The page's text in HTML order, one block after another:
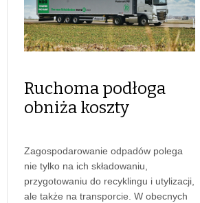
Ruchoma podłoga
obniża koszty
Zagospodarowanie odpadów polega
nie tylko na ich składowaniu,
przygotowaniu do recyklingu i utylizacji,
ale także na transporcie. W obecnych